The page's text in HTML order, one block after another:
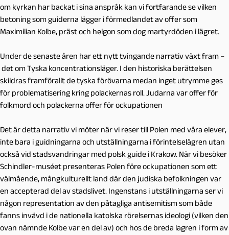
om kyrkan har backat i sina anspråk kan vi fortfarande se vilken
betoning som guiderna lägger i förmedlandet av offer som
Maximilian Kolbe, präst och helgon som dog martyrdöden i lägret.
Under de senaste åren har ett nytt tvingande narrativ växt fram –
det omTyska koncentrationsläger. I den historiska berättelsen
skildras framförallt de tyska förövarna medan inget utrymme ges
för problematisering kring polackernas roll. Judarna var offer för
folkmord och polackerna offer för ockupationen
Det är detta narrativ vi möter när vi reser till Polen med våra elever,
inte bara i guidningarna och utställningarna i förintelselägren utan
också vid stadsvandringar med polsk guide i Krakow. När vi besöker
Schindler-muséet presenteras Polen före ockupationen som ett
välmående, mångkulturellt land där den judiska befolkningen var
en accepterad del av stadslivet. Ingenstans i utställningarna ser vi
någon representation av den påtagliga antisemitism som både
fanns invävd i de nationella katolska rörelsernas ideologi (vilken den
ovan nämnde Kolbe var en del av) och hos de breda lagren i form av